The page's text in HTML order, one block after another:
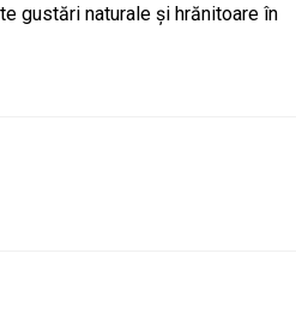
gustări naturale și hrănitoare în